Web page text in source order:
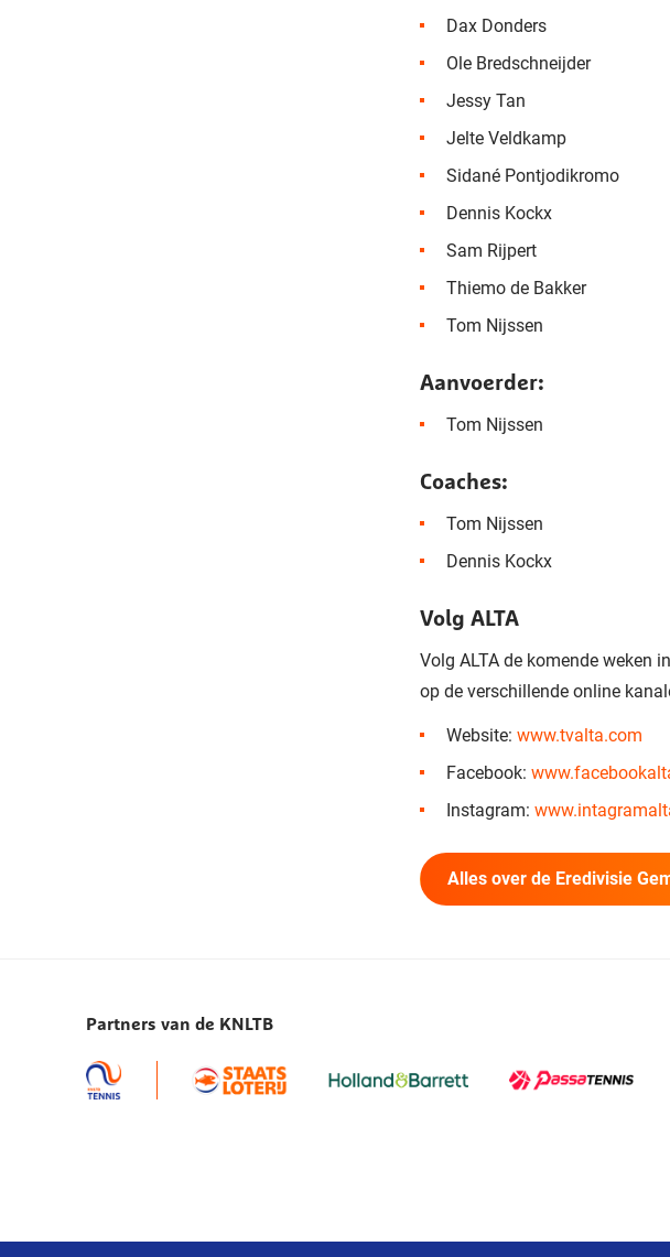
Dax Donders
Ole Bredschneijder
Jessy Tan
Jelte Veldkamp
Sidané Pontjodikromo
Dennis Kockx
Sam Rijpert
Thiemo de Bakker
Tom Nijssen
Aanvoerder:
Tom Nijssen
Coaches:
Tom Nijssen
Dennis Kockx
Volg ALTA
Volg ALTA de komende weken
op de verschillende online
Website: www.tvalta.com
Facebook:
Instagram:
Alles over de Eredivisie
Partners van de KNLTB